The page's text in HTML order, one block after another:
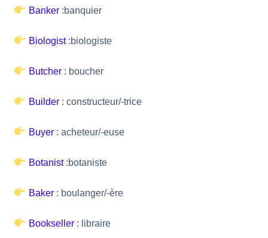
Banker :banquier
Biologist :biologiste
Butcher : boucher
Builder : constructeur/-trice
Buyer : acheteur/-euse
Botanist :botaniste
Baker : boulanger/-ère
Bookseller : libraire